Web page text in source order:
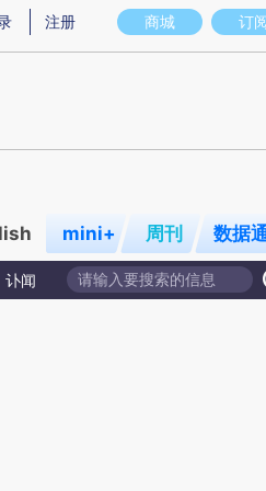
存在偏差。不代表财新观点和立场。推
商城 订
注册
mini+ 周刊 数据
讣闻